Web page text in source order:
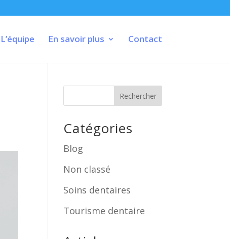
L’équipe En savoir plus Contact
Rechercher
Catégories
Blog
Non classé
Soins dentaires
Tourisme dentaire